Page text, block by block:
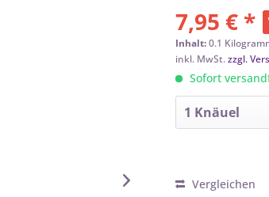
7,95 € *
Inhalt:0.1
inkl. MwSt.zzgl.
Sofort
Vergleichen